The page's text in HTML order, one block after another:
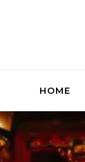
HOME